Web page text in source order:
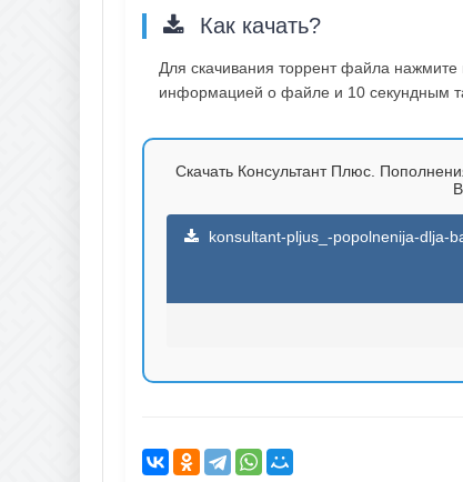
Как качать?
Для скачивания торрент файла нажмите
информацией о файле и 10 секундным
Скачать Консультант Плюс.
konsultant-pljus_-popolnenija-dlja-